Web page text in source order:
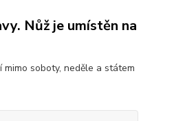
Nůž je umístěn na
soboty, neděle a státem